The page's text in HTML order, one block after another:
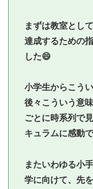
まずは教室とし
達成するための
した😄
小学生からこう
後々こういう意
ごとに時系列で
キュラムに感動で
またいわゆる小
学に向けて、先